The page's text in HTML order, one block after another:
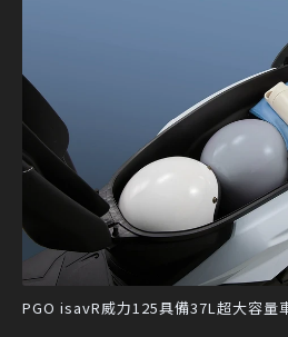
PGO isavR威力125具備37L超大容量